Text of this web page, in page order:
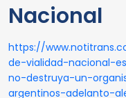
Nacional
https://
de-vialidad-nacional-
no-destruya-un-
argentinos-adelanto-